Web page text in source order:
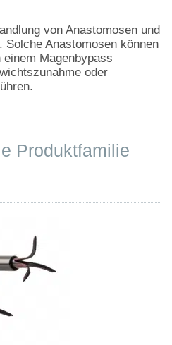
von Anastomosen und
Solche Anastomosen können
Magenbypass
oder
Produktfamilie